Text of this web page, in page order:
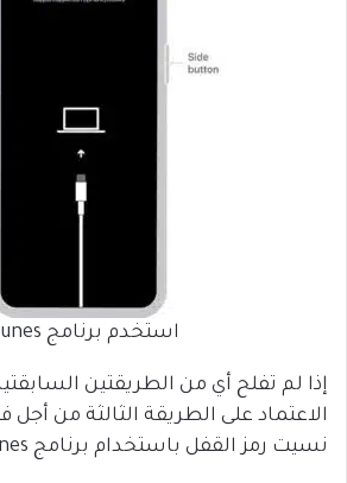
استخدم برنامج iTunes
إذا لم تفلح أي من الطريقتين
نسيت رمز القفل باستخدام برنامج iTunes.